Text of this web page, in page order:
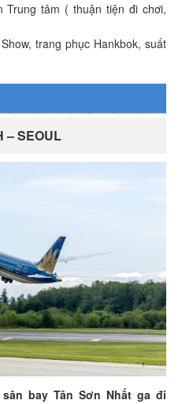
Trung tâm ( thuận tiện đi chơi,
trang phục Hankbok, suất
– SEOUL
sân bay Tân Sơn Nhất ga đi